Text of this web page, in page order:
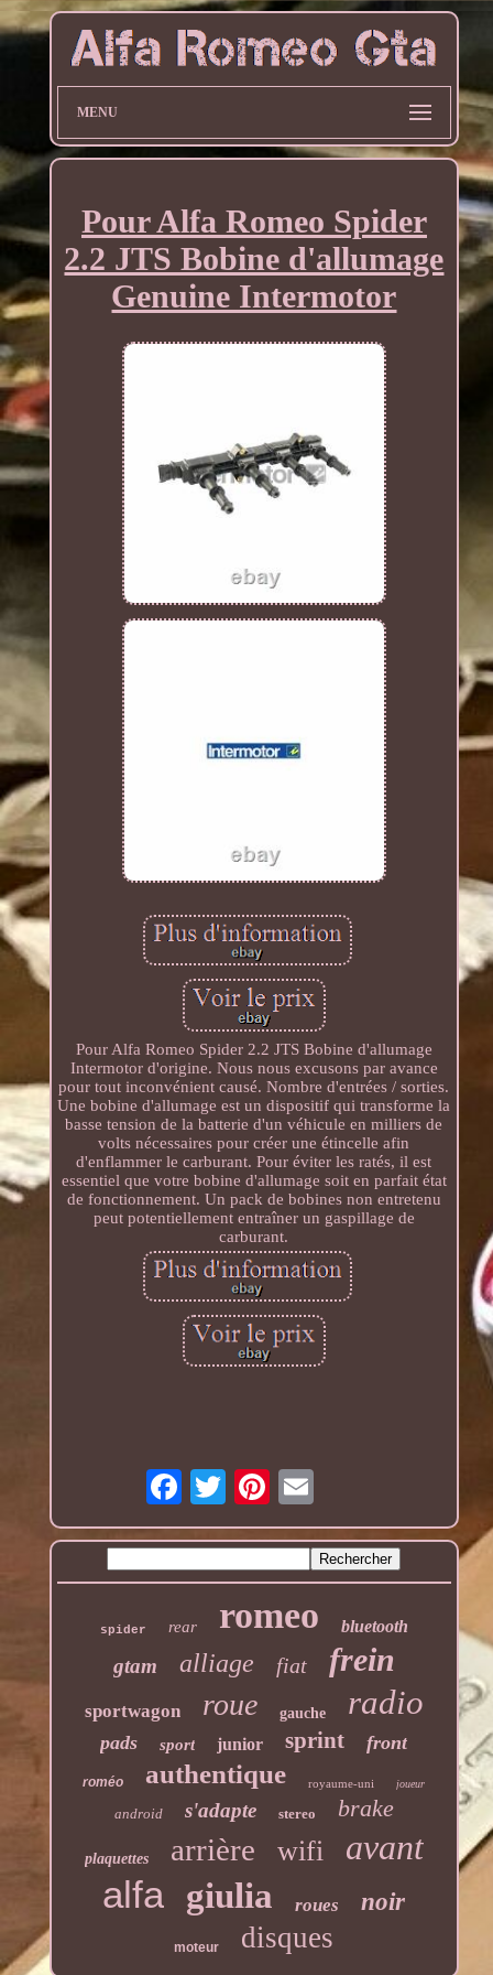
MENU
Pour Alfa Romeo Spider
2.2 JTS Bobine d'allumage
Genuine Intermotor
Pour Alfa Romeo Spider 2.2 JTS Bobine d'allumage
Intermotor d'origine. Nous nous excusons par avance
pour tout inconvénient causé. Nombre d'entrées / sorties.
Une bobine d'allumage est un dispositif qui transforme la
basse tension de la batterie d'un véhicule en milliers de
volts nécessaires pour créer une étincelle afin
d'enflammer le carburant. Pour éviter les ratés, il est
essentiel que votre bobine d'allumage soit en parfait état
de fonctionnement. Un pack de bobines non entretenu
peut potentiellement entraîner un gaspillage de
carburant.
spider rear romeo bluetooth
gtam alliage fiat frein
sportwagon roue gauche radio
pads sport junior sprint front
roméo authentique royaume-uni joueur
android s'adapte stereo brake
plaquettes arrière wifi avant
alfa giulia roues noir
moteur disques